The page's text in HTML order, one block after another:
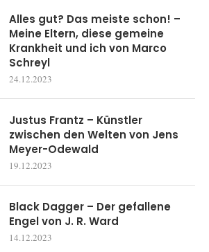
Alles gut? Das meiste schon! –
Meine Eltern, diese gemeine
Krankheit und ich von Marco
Schreyl
24.12.2023
Justus Frantz – Künstler
zwischen den Welten von Jens
Meyer-Odewald
19.12.2023
Black Dagger – Der gefallene
Engel von J. R. Ward
14.12.2023